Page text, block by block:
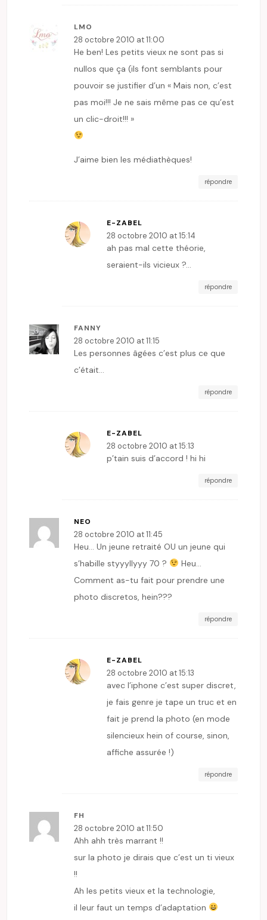
LMO
28 octobre 2010 at 11:00
He ben! Les petits vieux ne sont pas si
nullos que ça (ils font semblants pour
pouvoir se justifier d’un « Mais non, c’est
pas moi!!! Je ne sais même pas ce qu’est
un clic-droit!!! »
J’aime bien les médiathèques!
répondre
E-ZABEL
28 octobre 2010 at 15:14
ah pas mal cette théorie,
seraient-ils vicieux ?…
répondre
FANNY
28 octobre 2010 at 11:15
Les personnes âgées c’est plus ce que
c’était…
répondre
E-ZABEL
28 octobre 2010 at 15:13
p’tain suis d’accord ! hi hi
répondre
NEO
28 octobre 2010 at 11:45
Heu… Un jeune retraité OU un jeune qui
s’habille styyyllyyy 70 ?
Heu…
Comment as-tu fait pour prendre une
photo discretos, hein???
répondre
E-ZABEL
28 octobre 2010 at 15:13
avec l’iphone c’est super discret,
je fais genre je tape un truc et en
fait je prend la photo (en mode
silencieux hein of course, sinon,
affiche assurée !)
répondre
FH
28 octobre 2010 at 11:50
Ahh ahh très marrant !!
sur la photo je dirais que c’est un ti vieux
!!
Ah les petits vieux et la technologie,
il leur faut un temps d’adaptation